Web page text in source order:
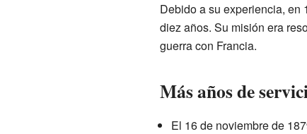
Debido a su experiencia, en
diez años. Su misión era
guerra con Francia.
Más años de
El 16 de noviembre de